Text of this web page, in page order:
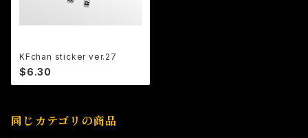
KFchan sticker ver.27
$6.30
同じカテゴリの商品